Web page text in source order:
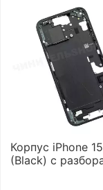
Корпус iPhone
(Black) с